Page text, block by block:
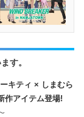
す。
キティ × しまむら
作アイテム登場!